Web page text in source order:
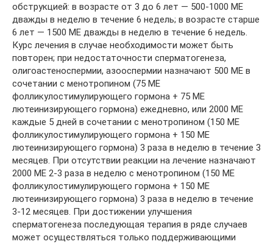
обструкцией: в возрасте от 3 до 6 лет — 500-1000 МE
дважды в неделю в течение 6 недель; в возрасте старше
6 лет — 1500 МE дважды в неделю в течение 6 недель.
Курс лечения в случае необходимости может быть
повторен; при недостаточности сперматогенеза,
олигоастеноспермии, азооспермии назначают 500 МE в
сочетании с менотропином (75 МЕ
фолликулостимулирующего гормона + 75 МЕ
лютеинизирующего гормона) ежедневно, или 2000 МE
каждые 5 дней в сочетании с менотропином (150 МЕ
фолликулостимулирующего гормона + 150 МЕ
лютеинизирующего гормона) 3 раза в неделю в течение 3
месяцев. При отсутствии реакции на лечение назначают
2000 МE 2-3 раза в неделю с менотропином (150 МЕ
фолликулостимулирующего гормона + 150 МЕ
лютеинизирующего гормона) 3 раза в неделю в течение
3-12 месяцев. При достижении улучшения
сперматогенеза последующая терапия в ряде случаев
может осуществляться только поддерживающими